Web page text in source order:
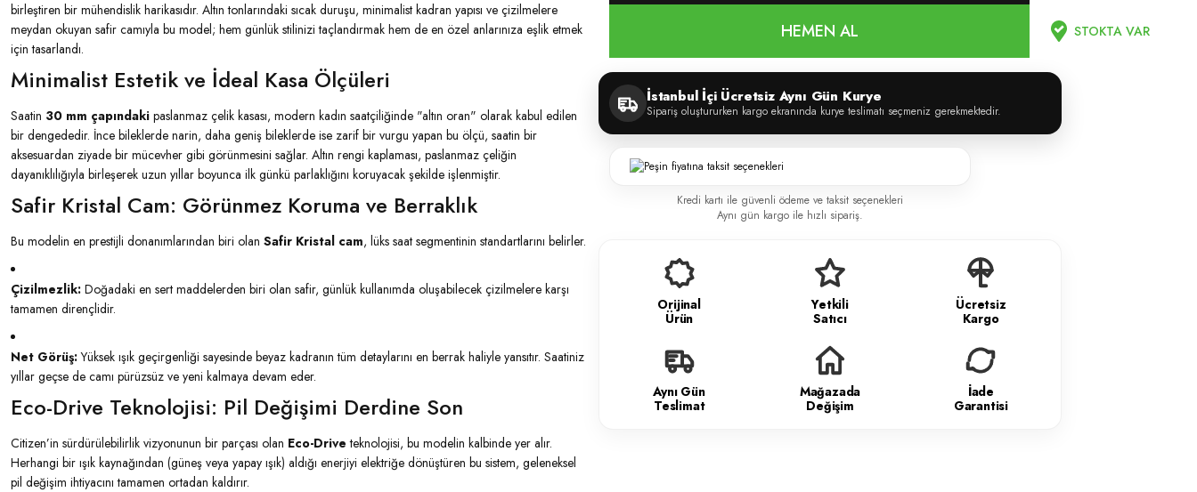
birleştiren bir mühendislik harikasıdır. Altın tonlarındaki sıcak duruşu, minimalist kadran yapısı ve çizilmelere
meydan okuyan safir camıyla bu model; hem günlük stilinizi taçlandırmak hem de en özel anlarınıza eşlik etmek
için tasarlandı.
Minimalist Estetik ve İdeal Kasa Ölçüleri
Saatin 30 mm çapındaki paslanmaz çelik kasası, modern kadın saatçiliğinde "altın oran" olarak kabul edilen
bir dengededir. İnce bileklerde narin, daha geniş bileklerde ise zarif bir vurgu yapan bu ölçü, saatin bir
aksesuardan ziyade bir mücevher gibi görünmesini sağlar. Altın rengi kaplaması, paslanmaz çeliğin
dayanıklılığıyla birleşerek uzun yıllar boyunca ilk günkü parlaklığını koruyacak şekilde işlenmiştir.
Safir Kristal Cam: Görünmez Koruma ve Berraklık
Bu modelin en prestijli donanımlarından biri olan Safir Kristal cam, lüks saat segmentinin standartlarını belirler.
Çizilmezlik: Doğadaki en sert maddelerden biri olan safir, günlük kullanımda oluşabilecek çizilmelere karşı
tamamen dirençlidir.
Net Görüş:Yüksek ışık geçirgenliği sayesinde beyaz kadranın tüm detaylarını en berrak haliyle yansıtır. Saatiniz
yıllar geçse de camı pürüzsüz ve yeni kalmaya devam eder.
Eco-Drive Teknolojisi: Pil Değişimi Derdine Son
Citizen’in sürdürülebilirlik vizyonunun bir parçası olan Eco-Drive teknolojisi, bu modelin kalbinde yer alır.
Herhangi bir ışık kaynağından (güneş veya yapay ışık) aldığı enerjiyi elektriğe dönüştüren bu sistem, geleneksel
pil değişim ihtiyacını tamamen ortadan kaldırır.
HEMEN AL STOKTA VAR
İstanbul İçi Ücretsiz Aynı Gün Kurye
Sipariş oluştururken kargo ekranında kurye teslimatı seçmeniz gerekmektedir.
Kredi kartı ile güvenli ödeme ve taksit seçenekleri
Aynı gün kargo ile hızlı sipariş.
Orijinal
Ürün
Yetkili
Satıcı
Ücretsiz
Kargo
Aynı Gün
Teslimat
Mağazada
Değişim
İade
Garantisi